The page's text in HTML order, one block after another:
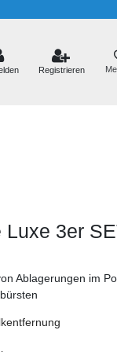
Registrieren
Luxe 3er
Ablagerungen im